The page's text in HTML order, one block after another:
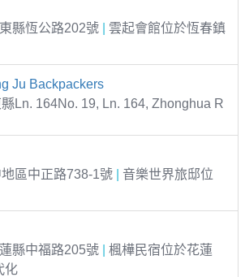
縣恆公路202號
雲起會館位於恆春鎮
Ju Backpackers
Ln. 164No. 19, Ln. 164, Zhonghua R
區中正路738-1號
音樂世界旅邸位
縣中福路205號
楓樺民宿位於花蓮
化